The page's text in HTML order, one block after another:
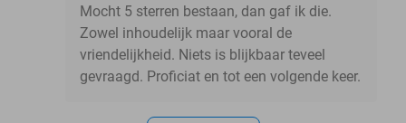
Mocht 5 sterren bestaan, dan gaf ik die.
Zowel inhoudelijk maar vooral de
vriendelijkheid. Niets is blijkbaar teveel
gevraagd. Proficiat en tot een volgende keer.